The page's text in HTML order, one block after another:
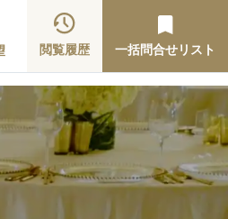
閲覧履歴 一括問合せリスト